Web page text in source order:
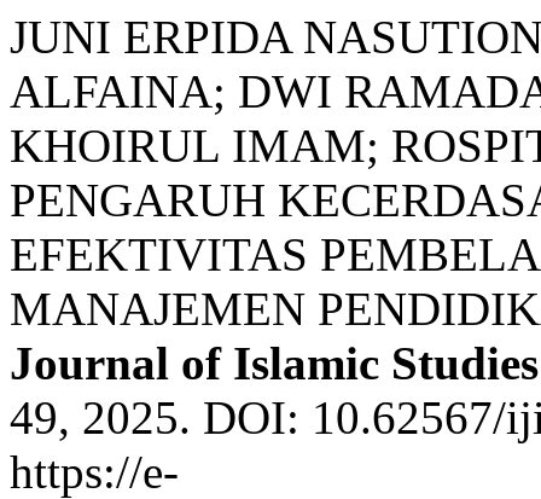
JUNI ERPIDA
ALFAINA; DWI
KHOIRUL IMAM;
PENGARUH
EFEKTIVITAS
MANAJEMEN
Journal of Islamic
49, 2025. DOI: 10.62567/
https://e-